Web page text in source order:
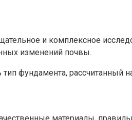
и комплексное
изменений почвы.
фундамента, рассчитанный